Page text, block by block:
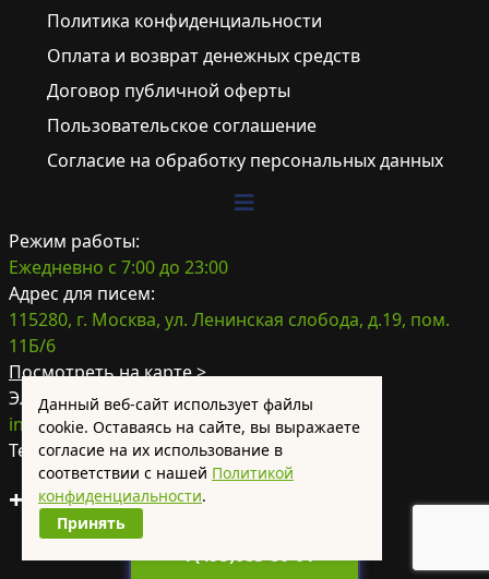
Политика конфиденциальности
Оплата и возврат денежных средств
Договор публичной оферты
Пользовательское соглашение
Согласие на обработку персональных данных
Режим работы:
Ежедневно с 7:00 до 23:00
Адрес для писем:
115280, г. Москва, ул. Ленинская слобода, д.19, пом.
11Б/6
Посмотреть на карте >
Электронная почта:
info@plumber-home.ru
Телефон:
+7(495)085-80-01
+7(495)085-80-01
Данный веб-сайт использует файлы
cookie. Оставаясь на сайте, вы выражаете
согласие на их использование в
соответствии с нашей Политикой
конфиденциальности.
Принять